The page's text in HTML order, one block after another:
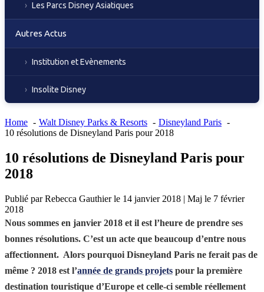
Les Parcs Disney Asiatiques
Autres Actus
Institution et Evènements
Insolite Disney
Home Walt Disney Parks & Resorts
Disneyland Paris
10 résolutions de Disneyland Paris pour 2018
10 résolutions de Disneyland Paris pour
2018
Publié parRebecca Gauthier le 14 janvier 2018 | Maj le 7 février
2018
Nous sommes en janvier 2018 et il est l’heure de prendre ses
bonnes résolutions. C’est un acte que beaucoup d’entre nous
affectionnent. Alors pourquoi Disneyland Paris ne ferait pas de
même ? 2018 est l’année de grands projets pour la première
destination touristique d’Europe et celle-ci semble réellement